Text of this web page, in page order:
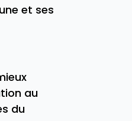
et ses
au
du